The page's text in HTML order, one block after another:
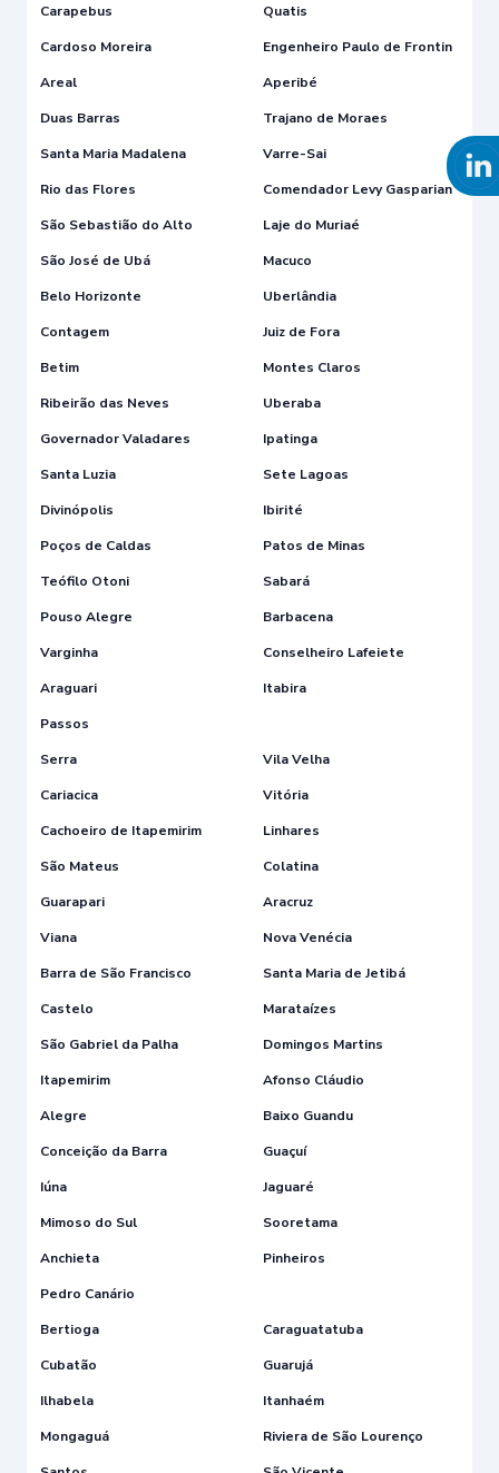
Carapebus
Quatis
Cardoso Moreira
Engenheiro Paulo de Frontin
Areal
Aperibé
Duas Barras
Trajano de Moraes
Santa Maria Madalena
Varre-Sai
Rio das Flores
Comendador Levy Gasparian
São Sebastião do Alto
Laje do Muriaé
São José de Ubá
Macuco
Belo Horizonte
Uberlândia
Contagem
Juiz de Fora
Betim
Montes Claros
Ribeirão das Neves
Uberaba
Governador Valadares
Ipatinga
Santa Luzia
Sete Lagoas
Divinópolis
Ibirité
Poços de Caldas
Patos de Minas
Teófilo Otoni
Sabará
Pouso Alegre
Barbacena
Varginha
Conselheiro Lafeiete
Araguari
Itabira
Passos
Serra
Vila Velha
Cariacica
Vitória
Cachoeiro de Itapemirim
Linhares
São Mateus
Colatina
Guarapari
Aracruz
Viana
Nova Venécia
Barra de São Francisco
Santa Maria de Jetibá
Castelo
Marataízes
São Gabriel da Palha
Domingos Martins
Itapemirim
Afonso Cláudio
Alegre
Baixo Guandu
Conceição da Barra
Guaçuí
Iúna
Jaguaré
Mimoso do Sul
Sooretama
Anchieta
Pinheiros
Pedro Canário
Bertioga
Caraguatatuba
Cubatão
Guarujá
Ilhabela
Itanhaém
Mongaguá
Riviera de São Lourenço